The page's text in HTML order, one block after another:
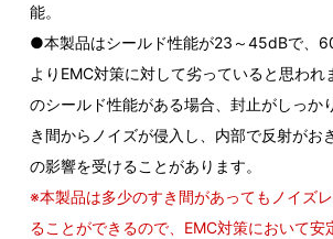
能。
●本製品はシールド性能が23～45dBで、
よりEMC対策に対して劣っていると思わ
のシールド性能がある場合、封止がしっか
き間からノイズが侵入し、内部で反射がお
の影響を受けることがあります。
※本製品は多少のすき間があってもノイズ
ることができるので、EMC対策において安